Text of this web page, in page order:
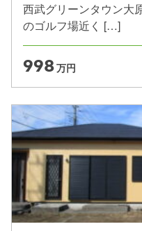
西武グリーンタウン大
のゴルフ場近く […]
998万円